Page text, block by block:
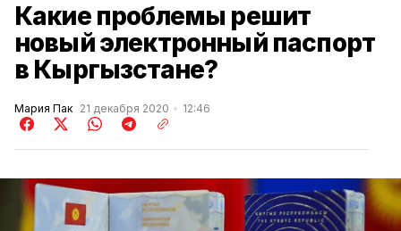
Какие проблемы решит
новый электронный паспорт
в Кыргызстане?
Мария Пак 21 декабря 2020 12:46